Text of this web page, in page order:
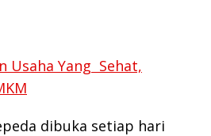
Usaha Yang Sehat,
dibuka setiap hari